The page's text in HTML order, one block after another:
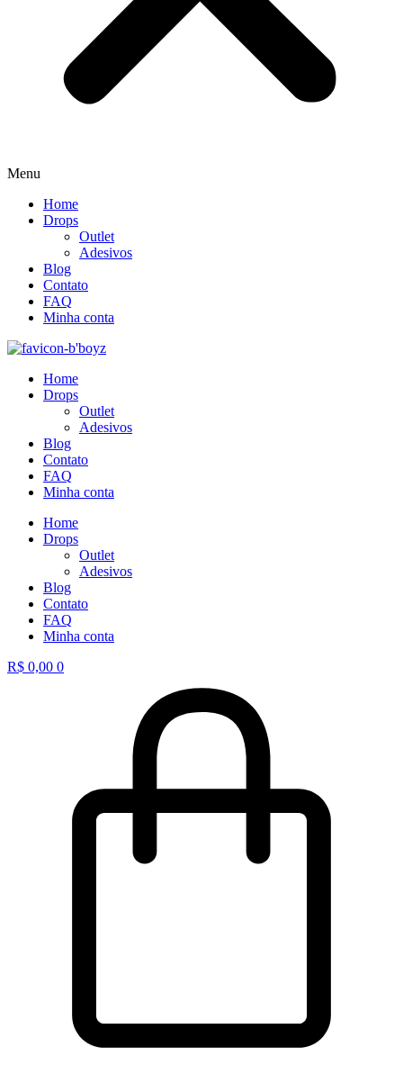
Menu
Home
Drops
Outlet
Adesivos
Blog
Contato
FAQ
Minha conta
Home
Drops
Outlet
Adesivos
Blog
Contato
FAQ
Minha conta
Home
Drops
Outlet
Adesivos
Blog
Contato
FAQ
Minha conta
R$ 0,00 0